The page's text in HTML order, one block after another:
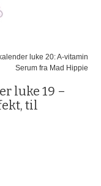
luke 20: A-vitamin
Serum fra Mad Hippie
luke 19 –
til